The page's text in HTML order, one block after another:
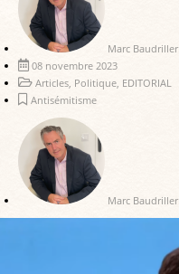
Marc Baudriller
08 novembre 2023
Articles, Politique, EDITORIAL
Antisémitisme
Marc Baudriller